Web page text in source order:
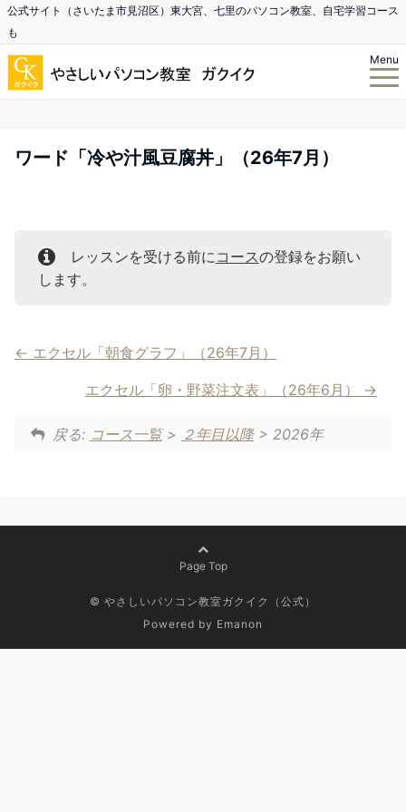
公式サイト（さいたま市見沼区）東大宮、七里のパソコン教室、自宅学習コース
も
Menu
ワード「冷や汁風豆腐丼」（26年7月）
レッスンを受ける前にコースの登録をお願い
します。
エクセル「朝食グラフ」（26年7月）
エクセル「卵・野菜注文表」（26年6月）
戻る: コース一覧> ２年目以降> 2026年
Page Top
© やさしいパソコン教室ガクイク（公式）
Powered by Emanon